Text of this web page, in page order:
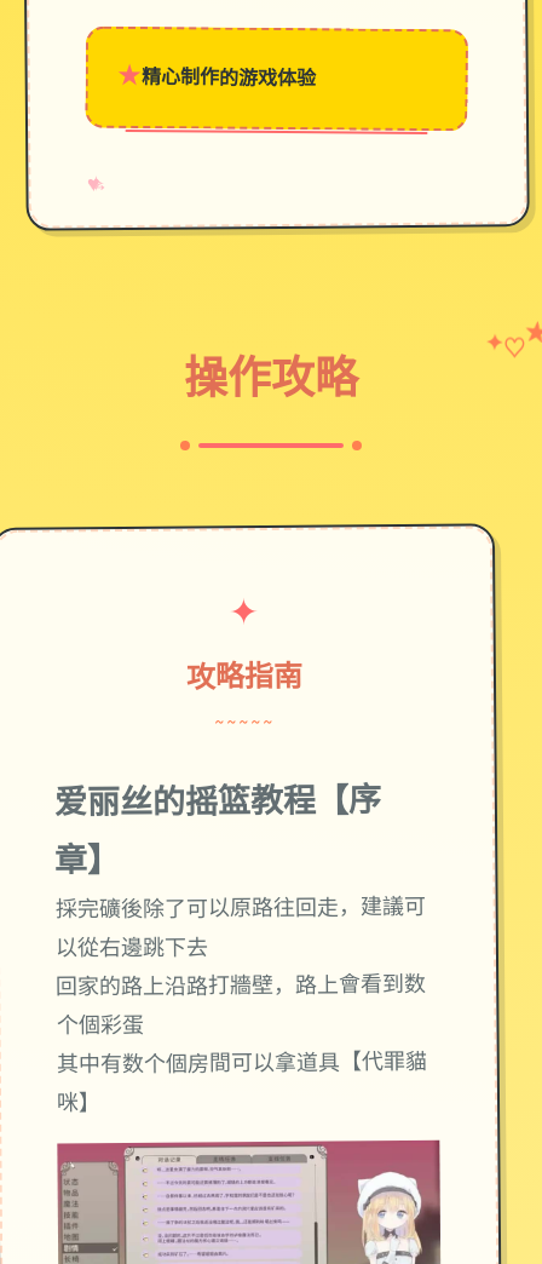
★精心制作的游戏体验
♥
✧
→
操作攻略
✦♡
✦
攻略指南
~~~~~
爱丽丝的摇篮教程【序
章】
採完礦後除了可以原路往回走，建議可
以從右邊跳下去
回家的路上沿路打牆壁，路上會看到数
个個彩蛋
其中有数个個房間可以拿道具【代罪貓
咪】